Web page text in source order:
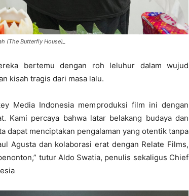
(The Butterfly House)_
bertemu dengan roh leluhur dalam wujud
kisah tragis dari masa lalu.
Media Indonesia memproduksi film ini dengan
Kami percaya bahwa latar belakang budaya dan
dapat menciptakan pengalaman yang otentik tanpa
Agusta dan kolaborasi erat dengan Relate Films,
tutur Aldo Swatia, penulis sekaligus Chief